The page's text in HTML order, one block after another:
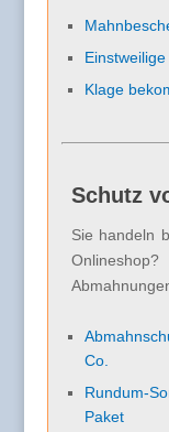
Klage
Schutz
Sie handeln
Co.
Rundum-
Paket